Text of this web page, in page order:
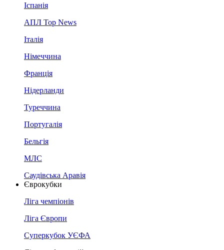
Іспанія
АПЛ Top News
Італія
Німеччина
Франція
Нідерланди
Туреччина
Португалія
Бельгія
МЛС
Саудівська Аравія
Єврокубки
Ліга чемпіонів
Ліга Європи
Суперкубок УЄФА